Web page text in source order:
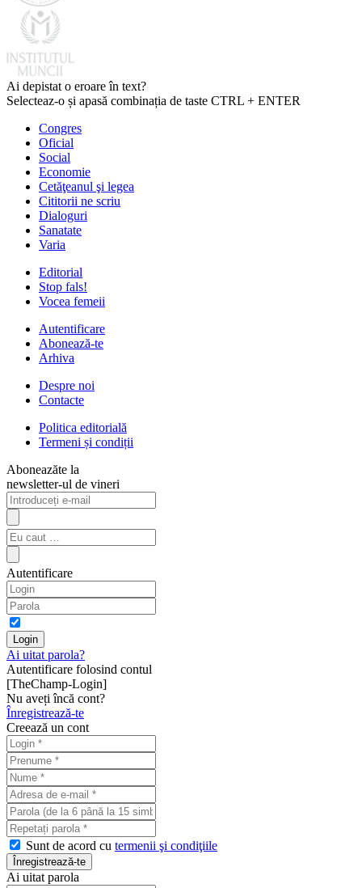
Ai depistat o eroare în text?
Selecteaz-o și apasă combinația de taste CTRL + ENTER
Congres
Oficial
Social
Economie
Cetăţeanul şi legea
Cititorii ne scriu
Dialoguri
Sanatate
Varia
Editorial
Stop fals!
Vocea femeii
Autentificare
Abonează-te
Arhiva
Despre noi
Contacte
Politica editorială
Termeni și condiții
Aboneazăte la
newsletter-ul de vineri
Autentificare
Ai uitat parola?
Autentificare folosind contul
[TheChamp-Login]
Nu aveți încă cont?
Înregistrează-te
Creează un cont
Sunt de acord cu termenii şi condiţiile
Ai uitat parola